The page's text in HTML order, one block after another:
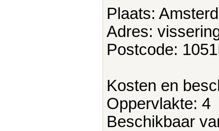
Plaats:
Adres:
Postcode:
Kosten en
Oppervlakte: 4
Beschikbaar